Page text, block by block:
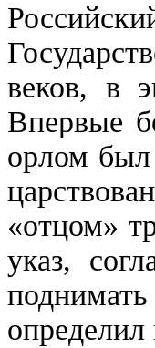
веков, в
Впервые
орлом был
«отцом»
указ,